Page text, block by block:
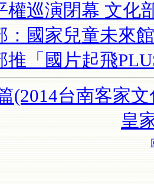
權巡演閉幕 文化
：國家兒童未來
推「國片起飛
(2014台南客家
皇